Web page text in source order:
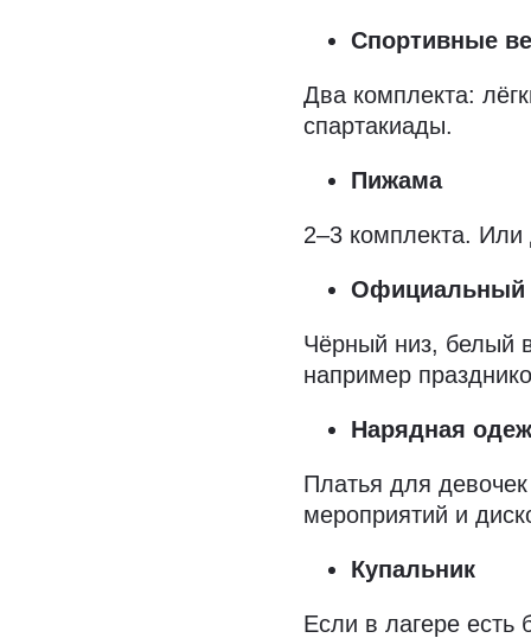
Спортивные
Два комплекта:
спартакиады.
Пижама
2–3 комплекта.
Официальный
Чёрный низ, белый
например
Нарядная
Платья для
мероприятий и
Купальник
Если в лагере есть